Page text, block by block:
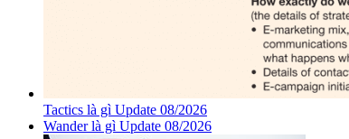
Tactics là gì Update 08/2026
Wander là gì Update 08/2026